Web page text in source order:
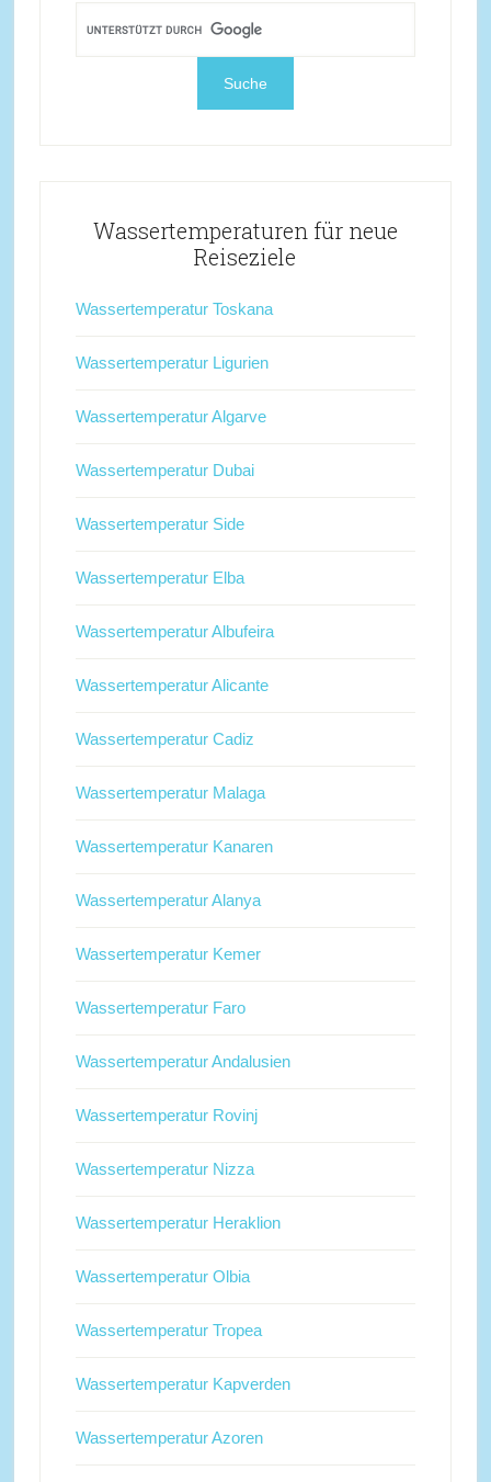
Wassertemperaturen für neue
Reiseziele
Wassertemperatur Toskana
Wassertemperatur Ligurien
Wassertemperatur Algarve
Wassertemperatur Dubai
Wassertemperatur Side
Wassertemperatur Elba
Wassertemperatur Albufeira
Wassertemperatur Alicante
Wassertemperatur Cadiz
Wassertemperatur Malaga
Wassertemperatur Kanaren
Wassertemperatur Alanya
Wassertemperatur Kemer
Wassertemperatur Faro
Wassertemperatur Andalusien
Wassertemperatur Rovinj
Wassertemperatur Nizza
Wassertemperatur Heraklion
Wassertemperatur Olbia
Wassertemperatur Tropea
Wassertemperatur Kapverden
Wassertemperatur Azoren